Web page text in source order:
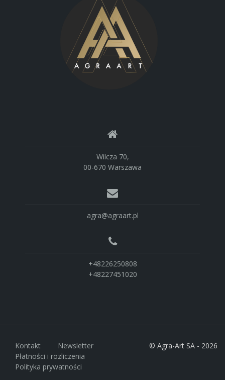
Wilcza 70,
00-670 Warszawa
agra@agraart.pl
+48226250808
+48227451020
Kontakt
Newsletter
Płatności i rozliczenia
Polityka prywatności
© Agra-Art SA - 2026